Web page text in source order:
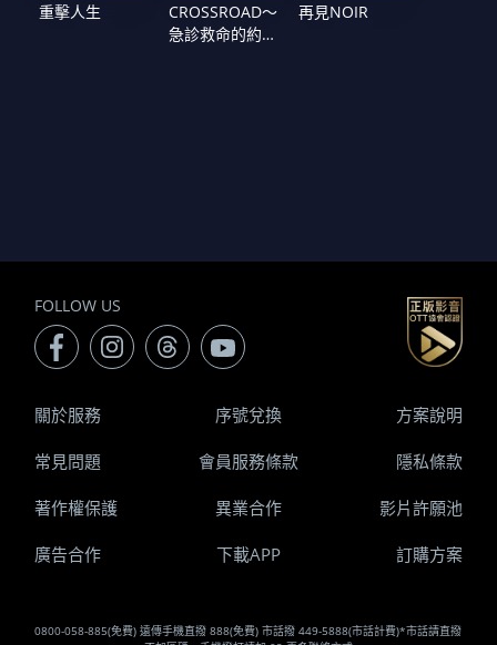
重擊人生
CROSSROAD～
急診救命的約定
再見NOIR
FOLLOW US
0800-058-885(免費) 遠傳手機直撥 888(免費) 市話撥 449-5888(市話計費)*市話請直撥
關於服務 序號兌換 方案說明
常見問題 會員服務條款 隱私條款
著作權保護 異業合作 影片許願池
廣告合作 下載APP 訂購方案